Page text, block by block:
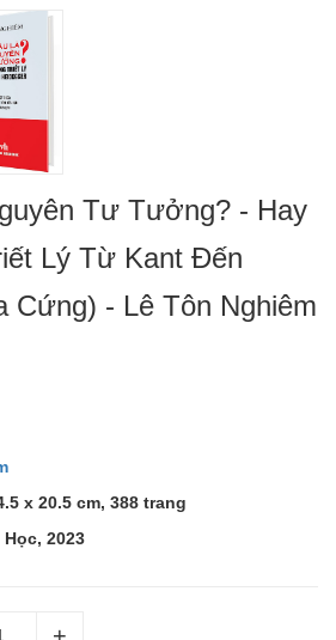
Tư Tưởng? - Hay
Lý Từ Kant Đến
Cứng) - Lê Tôn Nghiêm
x 20.5 cm, 388 trang
Học, 2023